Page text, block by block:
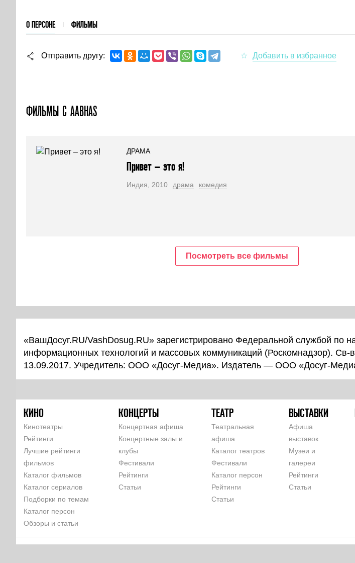
О ПЕРСОНЕ ФИЛЬМЫ
Отправить другу
ФИЛЬМЫ С AABHAS
ДРАМА
Привет – это я!
Индия, 2010 драма комедия
Посмотреть все фильмы
«ВашДосуг.RU/VashDosug.RU» зарегистрировано Федеральной службой по
информационных технологий и массовых коммуникаций (Роскомнадзор).
13.09.2017. Учредитель: ООО «Досуг-Медиа». Издатель — ООО «Досуг-
КИНО
Кинотеатры
Рейтинги
Лучшие рейтинги
фильмов
Каталог фильмов
Каталог сериалов
Подборки по темам
Каталог персон
Обзоры и статьи
КОНЦЕРТЫ
Концертная афиша
Концертные залы и
клубы
Фестивали
Рейтинги
Статьи
ТЕАТР
Театральная
афиша
Каталог театров
Фестивали
Каталог персон
Рейтинги
Статьи
ВЫСТАВКИ
Афиша
выставок
Музеи и
галереи
Рейтинги
Статьи